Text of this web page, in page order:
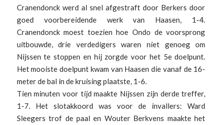
Cranendonck werd al snel afgestraft door Berkers door
goed voorbereidende werk van Haasen, 1-4.
Cranendonck moest toezien hoe Ondo de voorsprong
uitbouwde, drie verdedigers waren niet genoeg om
Nijssen te stoppen en hij zorgde voor het 5e doelpunt.
Het mooiste doelpunt kwam van Haasen die vanaf de 16-
meter de bal in de kruising plaatste, 1-6.
Tien minuten voor tijd maakte Nijssen zijn derde treffer,
1-7. Het slotakkoord was voor de invallers: Ward
Sleegers trof de paal en Wouter Berkvens maakte het